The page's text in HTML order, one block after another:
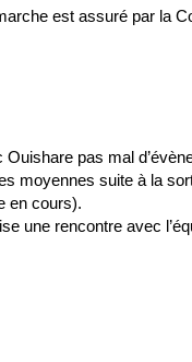
est assuré par la
pas mal
moyennes suite à la
en cours).
une rencontre avec